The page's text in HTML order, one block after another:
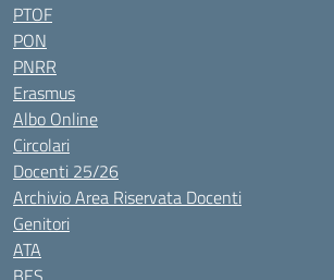
PTOF
PON
PNRR
Erasmus
Albo Online
Circolari
Docenti 25/26
Archivio Area Riservata Docenti
Genitori
ATA